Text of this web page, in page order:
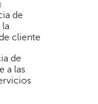
de
la
cliente
de
a las